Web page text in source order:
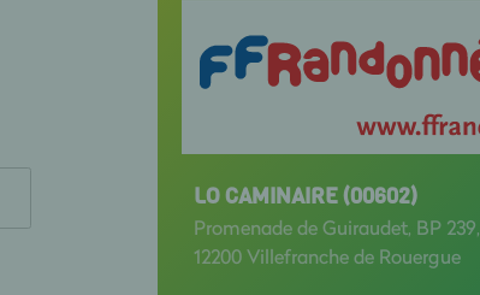
LO CAMINAIRE (00602)
Promenade de Guiraudet, BP 239,
12200 Villefranche de Rouergue